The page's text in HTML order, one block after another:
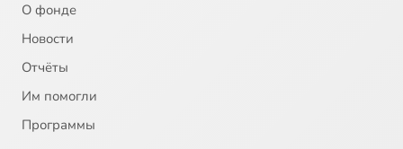
О фонде
Новости
Отчёты
Им помогли
Программы